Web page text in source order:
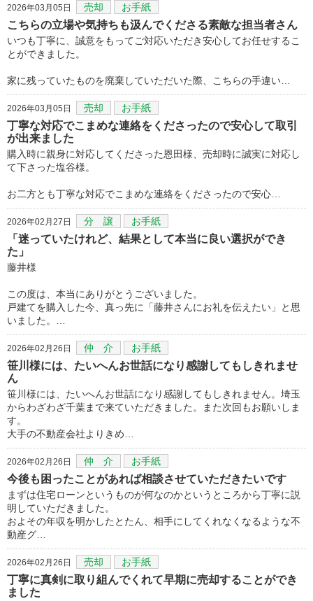
2026年03月05日 売却 お手紙
こちらの立場や気持ちも汲んでくださる素敵な担当者さん
いつも丁寧に、誠意をもってご対応いただき安心してお任せするこ
とができました。
家に残っていたものを廃棄していただいた際、こちらの手違い…
2026年03月05日 売却 お手紙
丁寧な対応でこまめな連絡をくださったので安心して取引
が出来ました
購入時に親身に対応してくださった恩田様、売却時に誠実に対応し
て下さった塩谷様。
お二方とも丁寧な対応でこまめな連絡をくださったので安心…
2026年02月27日 分 譲 お手紙
「迷っていたけれど、結果として本当に良い選択ができ
た」
藤井様
この度は、本当にありがとうございました。
戸建てを購入した今、真っ先に「藤井さんにお礼を伝えたい」と思
いました。…
2026年02月26日 仲 介 お手紙
笹川様には、たいへんお世話になり感謝してもしきれませ
ん
笹川様には、たいへんお世話になり感謝してもしきれません。埼玉
からわざわざ千葉まで来ていただきました。また次回もお願いしま
す。
大手の不動産会社よりきめ…
2026年02月26日 仲 介 お手紙
今後も困ったことがあれば相談させていただきたいです
まずは住宅ローンというものが何なのかというところから丁寧に説
明していただきました。
およその年収を明かしたとたん、相手にしてくれなくなるような不
動産グ…
2026年02月26日 売却 お手紙
丁寧に真剣に取り組んでくれて早期に売却することができ
ました